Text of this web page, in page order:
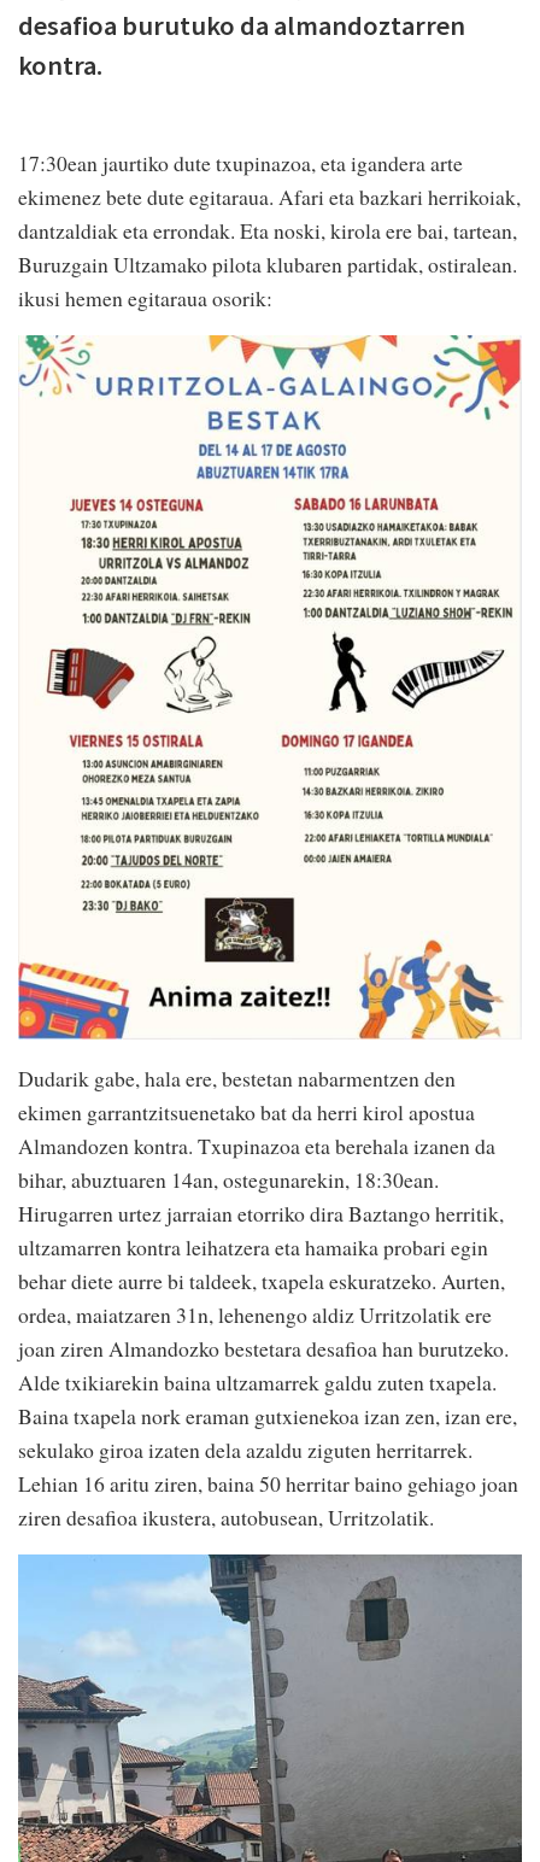
desafioa burutuko da almandoztarren
kontra.
17:30ean jaurtiko dute txupinazoa, eta igandera arte
ekimenez bete dute egitaraua. Afari eta bazkari herrikoiak,
dantzaldiak eta errondak. Eta noski, kirola ere bai, tartean,
Buruzgain Ultzamako pilota klubaren partidak, ostiralean.
ikusi hemen egitaraua osorik:
Dudarik gabe, hala ere, bestetan nabarmentzen den
ekimen garrantzitsuenetako bat da herri kirol apostua
Almandozen kontra. Txupinazoa eta berehala izanen da
bihar, abuztuaren 14an, ostegunarekin, 18:30ean.
Hirugarren urtez jarraian etorriko dira Baztango herritik,
ultzamarren kontra leihatzera eta hamaika probari egin
behar diete aurre bi taldeek, txapela eskuratzeko. Aurten,
ordea, maiatzaren 31n, lehenengo aldiz Urritzolatik ere
joan ziren Almandozko bestetara desafioa han burutzeko.
Alde txikiarekin baina ultzamarrek galdu zuten txapela.
Baina txapela nork eraman gutxienekoa izan zen, izan ere,
sekulako giroa izaten dela azaldu ziguten herritarrek.
Lehian 16 aritu ziren, baina 50 herritar baino gehiago joan
ziren desafioa ikustera, autobusean, Urritzolatik.